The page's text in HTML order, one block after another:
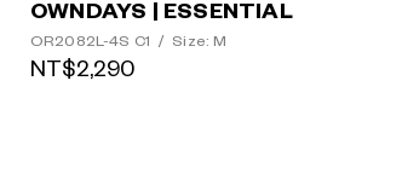
OWNDAYS | ESSENTIAL
OR2082L-4S C1 / Size: M
NT$2,290